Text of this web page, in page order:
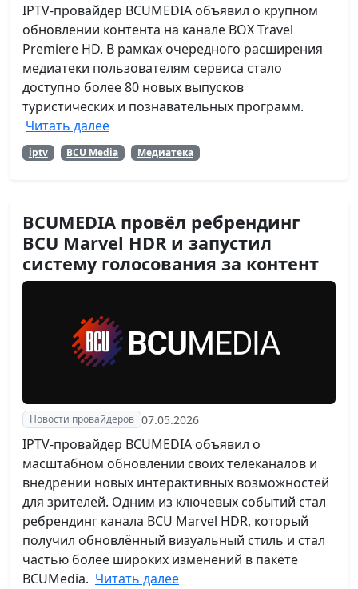
IPTV-провайдер BCUMEDIA объявил о крупном
обновлении контента на канале BOX Travel
Premiere HD. В рамках очередного расширения
медиатеки пользователям сервиса стало
доступно более 80 новых выпусков
туристических и познавательных программ.
Читать далее
iptv BCU Media Медиатека
BCUMEDIA провёл ребрендинг
BCU Marvel HDR и запустил
систему голосования за контент
Новости провайдеров 07.05.2026
IPTV-провайдер BCUMEDIA объявил о
масштабном обновлении своих телеканалов и
внедрении новых интерактивных возможностей
для зрителей. Одним из ключевых событий стал
ребрендинг канала BCU Marvel HDR, который
получил обновлённый визуальный стиль и стал
частью более широких изменений в пакете
BCUMedia. Читать далее